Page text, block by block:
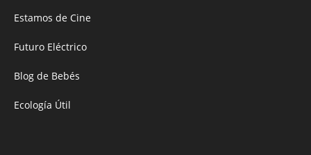
Estamos de Cine
Futuro Eléctrico
Blog de Bebés
Ecología Útil